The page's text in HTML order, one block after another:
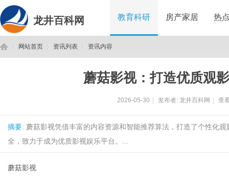
龙井百科网 教育科研 房产家居 热
网站首页 资讯列表 资讯内容
蘑菇影视：打造优质观
2026-05-30 发布者: 龙井百科网 查
摘要: 蘑菇影视凭借丰富的内容资源和智能推荐算法，打造了个性化
全，致力于成为优质影视娱乐平台。...
蘑菇影视